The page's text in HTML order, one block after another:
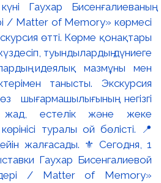
Гаухар Бисенғалиеваның
/ Matter of Memory» көрмесі
өтті. Көрме қонақтары
туындылардың дүниеге
идеялық мазмұны мен
танысты. Экскурсия
шығармашылығының негізгі
жад, естелік және жеке
туралы ой бөлісті. 📍
жалғасады. ⚜️ Сегодня, 1
Гаухар Бисенгалиевой
/ Matter of Memory»